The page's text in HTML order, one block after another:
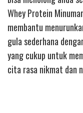
Whey Protein
membantu
gula sederhana
yang cukup untuk
cita rasa nikmat dan